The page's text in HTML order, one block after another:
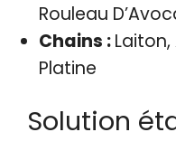
Rouleau
Chains :Laiton,
Platine
Solution